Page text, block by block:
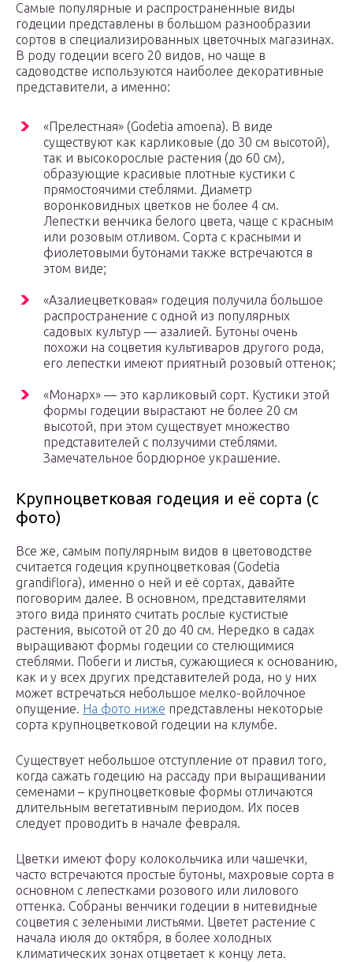
Самые популярные и распространенные виды
годеции представлены в большом разнообразии
сортов в специализированных цветочных магазинах.
В роду годеции всего 20 видов, но чаще в
садоводстве используются наиболее декоративные
представители, а именно:
«Прелестная» (Godetia amoena). В виде
существуют как карликовые (до 30 см высотой),
так и высокорослые растения (до 60 см),
образующие красивые плотные кустики с
прямостоячими стеблями. Диаметр
воронковидных цветков не более 4 см.
Лепестки венчика белого цвета, чаще с красным
или розовым отливом. Сорта с красными и
фиолетовыми бутонами также встречаются в
этом виде;
«Азалиецветковая» годеция получила большое
распространение с одной из популярных
садовых культур — азалией. Бутоны очень
похожи на соцветия культиваров другого рода,
его лепестки имеют приятный розовый оттенок;
«Монарх» — это карликовый сорт. Кустики этой
формы годеции вырастают не более 20 см
высотой, при этом существует множество
представителей с ползучими стеблями.
Замечательное бордюрное украшение.
Крупноцветковая годеция и её сорта (с
фото)
Все же, самым популярным видов в цветоводстве
считается годеция крупноцветковая (Godetia
grandiflora), именно о ней и её сортах, давайте
поговорим далее. В основном, представителями
этого вида принято считать рослые кустистые
растения, высотой от 20 до 40 см. Нередко в садах
выращивают формы годеции со стелющимися
стеблями. Побеги и листья, сужающиеся к основанию,
как и у всех других представителей рода, но у них
может встречаться небольшое мелко-войлочное
опущение. На фото ниже представлены некоторые
сорта крупноцветковой годеции на клумбе.
Существует небольшое отступление от правил того,
когда сажать годецию на рассаду при выращивании
семенами – крупноцветковые формы отличаются
длительным вегетативным периодом. Их посев
следует проводить в начале февраля.
Цветки имеют фору колокольчика или чашечки,
часто встречаются простые бутоны, махровые сорта в
основном с лепестками розового или лилового
оттенка. Собраны венчики годеции в нитевидные
соцветия с зелеными листьями. Цветет растение с
начала июля до октября, в более холодных
климатических зонах отцветает к концу лета.